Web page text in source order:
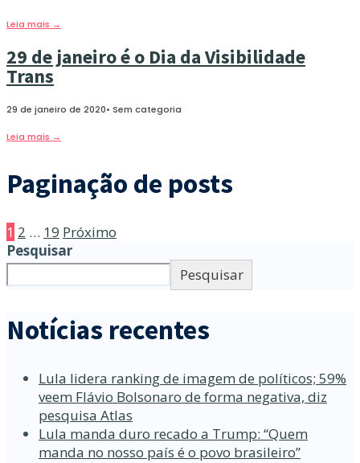
Leia mais →
29 de janeiro é o Dia da Visibilidade
Trans
29 de janeiro de 2020• Sem categoria
Leia mais →
Paginação de posts
1 2 … 19 Próximo
Pesquisar
Pesquisar
Notícias recentes
Lula lidera ranking de imagem de políticos; 59%
veem Flávio Bolsonaro de forma negativa, diz
pesquisa Atlas
Lula manda duro recado a Trump: “Quem
manda no nosso país é o povo brasileiro”